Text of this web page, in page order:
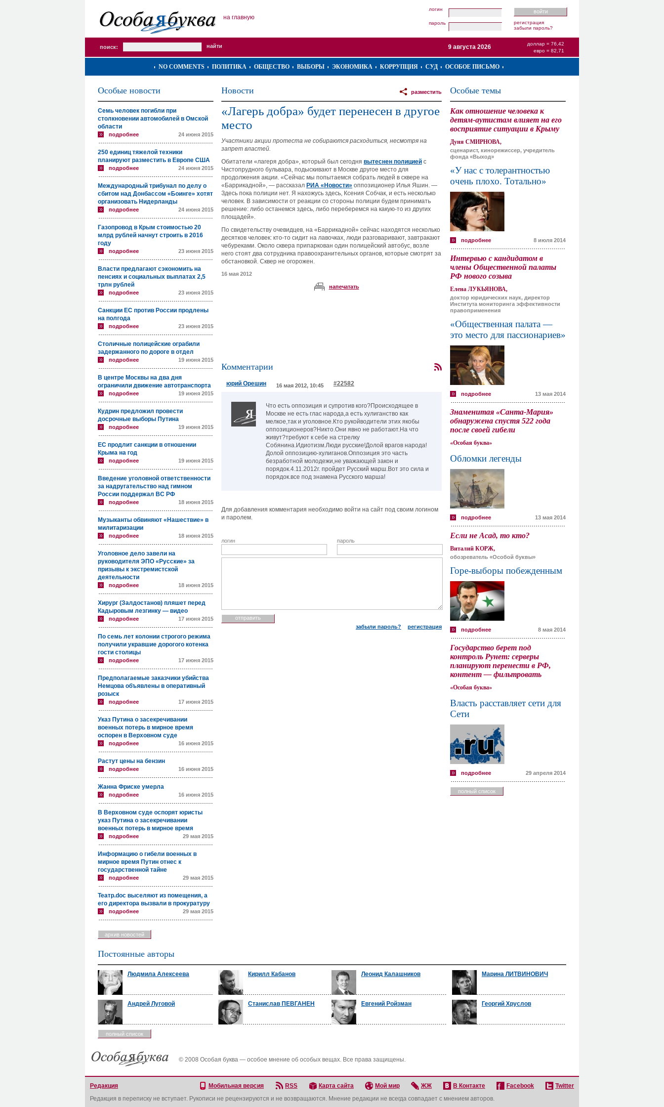
на главную
логин
пароль
регистрация
забыли пароль?
поиск:
доллар = 76,42
евро = 82,71
9 августа 2026
NO COMMENTS ПОЛИТИКА ОБЩЕСТВО ВЫБОРЫ ЭКОНОМИКА КОРРУПЦИЯ СУД ОСОБОЕ ПИСЬМО
Особые новости
Семь человек погибли при
столкновении автомобилей в Омской
области
подробнее 24 июня 2015
250 единиц тяжелой техники
планируют разместить в Европе США
подробнее 24 июня 2015
Международный трибунал по делу о
сбитом над Донбассом «Боинге» хотят
организовать Нидерланды
подробнее 24 июня 2015
Газопровод в Крым стоимостью 20
млрд рублей начнут строить в 2016
году
подробнее 23 июня 2015
Власти предлагают сэкономить на
пенсиях и социальных выплатах 2,5
трлн рублей
подробнее 23 июня 2015
Санкции ЕС против России продлены
на полгода
подробнее 23 июня 2015
Столичные полицейские ограбили
задержанного по дороге в отдел
подробнее 19 июня 2015
В центре Москвы на два дня
ограничили движение автотранспорта
подробнее 19 июня 2015
Кудрин предложил провести
досрочные выборы Путина
подробнее 19 июня 2015
ЕС продлит санкции в отношении
Крыма на год
подробнее 19 июня 2015
Введение уголовной ответственности
за надругательство над гимном
России поддержал ВС РФ
подробнее 18 июня 2015
Музыканты обвиняют «Нашествие» в
милитаризации
подробнее 18 июня 2015
Уголовное дело завели на
руководителя ЭПО «Русские» за
призывы к экстремистской
деятельности
подробнее 18 июня 2015
Хирург (Залдостанов) пляшет перед
Кадыровым лезгинку — видео
подробнее 17 июня 2015
По семь лет колонии строгого режима
получили укравшие дорогого котенка
гости столицы
подробнее 17 июня 2015
Предполагаемые заказчики убийства
Немцова объявлены в оперативный
розыск
подробнее 17 июня 2015
Указ Путина о засекречивании
военных потерь в мирное время
оспорен в Верховном суде
подробнее 16 июня 2015
Растут цены на бензин
подробнее 16 июня 2015
Жанна Фриске умерла
подробнее 16 июня 2015
В Верховном суде оспорят юристы
указ Путина о засекречивании
военных потерь в мирное время
подробнее 29 мая 2015
Информацию о гибели военных в
мирное время Путин отнес к
государственной тайне
подробнее 29 мая 2015
Театр.doc выселяют из помещения, а
его директора вызвали в прокуратуру
подробнее 29 мая 2015
архив новостей
Новости разместить
«Лагерь добра» будет перенесен в другое
место
Участники акции протеста не собираются расходиться, несмотря на
запрет властей.
Обитатели «лагеря добра», который был сегодня вытеснен полицией с
Чистопрудного бульвара, подыскивают в Москве другое место для
продолжения акции. «Сейчас мы попытаемся собрать людей в сквере на
«Баррикадной», — рассказал РИА «Новости» оппозиционер Илья Яшин. —
Здесь пока полиции нет. Я нахожусь здесь, Ксения Собчак, и есть несколько
человек. В зависимости от реакции со стороны полиции будем принимать
решение: либо останемся здесь, либо переберемся на какую-то из других
площадей».
По свидетельству очевидцев, на «Баррикадной» сейчас находятся несколько
десятков человек: кто-то сидит на лавочках, люди разговаривают, завтракают
чебуреками. Около сквера припаркован один полицейский автобус, возле
него стоят два сотрудника правоохранительных органов, которые смотрят за
обстановкой. Сквер не огорожен.
16 мая 2012
напечатать
Комментарии
юрий Орешин 16 мая 2012, 10:45 #22582
Что есть оппозиция и супротив кого?Происходящее в
Москве не есть глас народа,а есть хулиганство как
мелкое,так и уголовное.Кто рукойводители этих якобы
оппозиционеров?Никто.Они явно не работают.На что
живут?требуют к себе на стрелку
Собянина.Идиотизм.Люди русские!Долой врагов народа!
Долой оппозицию-хулиганов.Оппозиция это часть
безработной молодежи,не уважающей закон и
порядок.4.11.2012г. пройдет Русский марш.Вот это сила и
порядок.все под знамена Русского марша!
Для добавления комментария необходимо войти на сайт под своим логином
и паролем.
логин пароль
забыли пароль? регистрация
Особые темы
Как отношение человека к
детям-аутистам влияет на его
восприятие ситуации в Крыму
Дуня СМИРНОВА,
сценарист, кинорежиссер, учредитель
фонда «Выход»
«У нас с толерантностью
очень плохо. Тотально»
подробнее 8 июля 2014
Интервью с кандидатом в
члены Общественной палаты
РФ нового созыва
Елена ЛУКЬЯНОВА,
доктор юридических наук, директор
Института мониторинга эффективности
правоприменения
«Общественная палата —
это место для пассионариев»
подробнее 13 мая 2014
Знаменитая «Санта-Мария»
обнаружена спустя 522 года
после своей гибели
«Особая буква»
Обломки легенды
подробнее 13 мая 2014
Если не Асад, то кто?
Виталий КОРЖ,
обозреватель «Особой буквы»
Горе-выборы побежденным
подробнее 8 мая 2014
Государство берет под
контроль Рунет: серверы
планируют перенести в РФ,
контент — фильтровать
«Особая буква»
Власть расставляет сети для
Сети
подробнее 29 апреля 2014
полный список
Постоянные авторы
Людмила Алексеева Кирилл Кабанов Леонид Калашников Марина ЛИТВИНОВИЧ
Андрей Луговой Станислав ПЕВГАНЕН Евгений Ройзман Георгий Хруслов
полный список
© 2008 Особая буква — особое мнение об особых вещах. Все права защищены.
Редакция Мобильная версия RSS Карта сайта Мой мир ЖЖ В Контакте Facebook
Twitter
Редакция в переписку не вступает. Рукописи не рецензируются и не возвращаются. Мнение редакции не всегда совпадает с мнением авторов.